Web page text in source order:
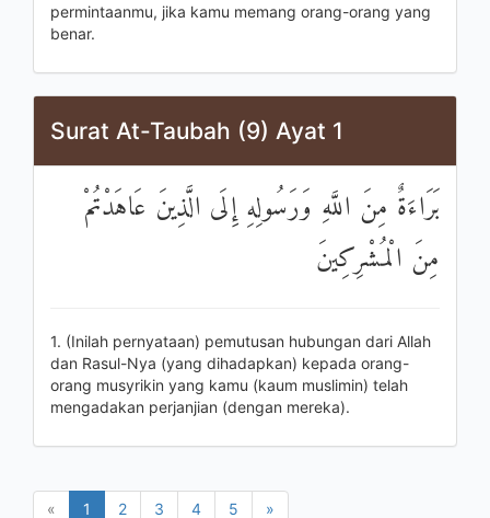
permintaanmu, jika kamu memang orang-orang yang
benar.
Surat At-Taubah (9) Ayat 1
بَرَاءَةٌ مِنَ اللَّهِ وَرَسُولِهِ إِلَى الَّذِينَ عَاهَدْتُمْ
مِنَ الْمُشْرِكِينَ
1. (Inilah pernyataan) pemutusan hubungan dari Allah
dan Rasul-Nya (yang dihadapkan) kepada orang-
orang musyrikin yang kamu (kaum muslimin) telah
mengadakan perjanjian (dengan mereka).
« 1 2 3 4 5 »